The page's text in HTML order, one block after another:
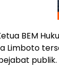
BEM
Limboto
publik.